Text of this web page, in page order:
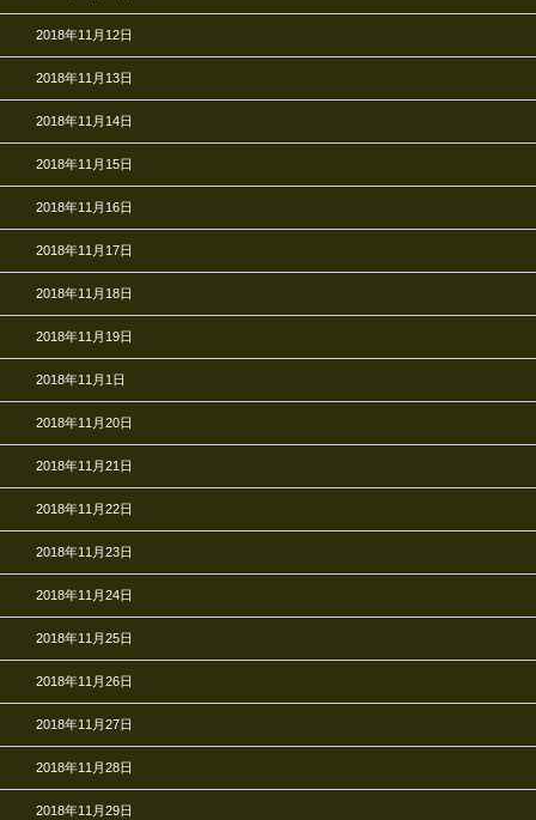
2018年11月12日
2018年11月13日
2018年11月14日
2018年11月15日
2018年11月16日
2018年11月17日
2018年11月18日
2018年11月19日
2018年11月1日
2018年11月20日
2018年11月21日
2018年11月22日
2018年11月23日
2018年11月24日
2018年11月25日
2018年11月26日
2018年11月27日
2018年11月28日
2018年11月29日